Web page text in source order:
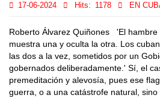
17-06-2024 Hits: 1178 EN
Roberto Álvarez Quiñones 'El hambre
muestra una y oculta la otra. Los
las dos a la vez, sometidos por un
gobernados deliberadamente.' Sí, el
premeditación y alevosía, pues ese
guerra, o a una catástrofe natural, sino